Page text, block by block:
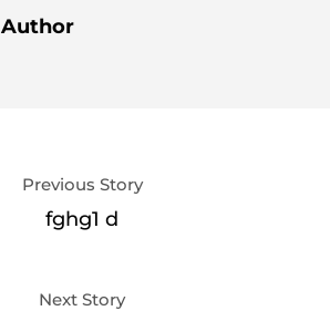
Author
Previous Story
fghg1 d
Next Story